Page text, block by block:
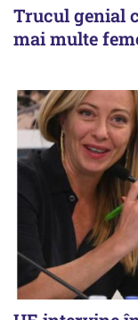
Trucul genial
mai multe